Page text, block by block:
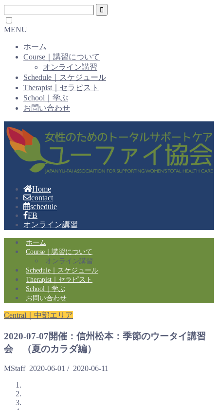
MENU
ホーム
Course｜講習について
オンライン講習
Schedule｜スケジュール
Therapist｜セラピスト
School｜学ぶ
お問い合わせ
Home
contact
schedule
FB
オンライン講習
ホーム
Course｜講習について
オンライン講習
Schedule｜スケジュール
Therapist｜セラピスト
School｜学ぶ
お問い合わせ
Central｜中部エリア
2020-07-07開催：信州松本：季節のウータイ講習
会 （夏のカラダ編）
MStaff 2020-06-01 / 2020-06-11